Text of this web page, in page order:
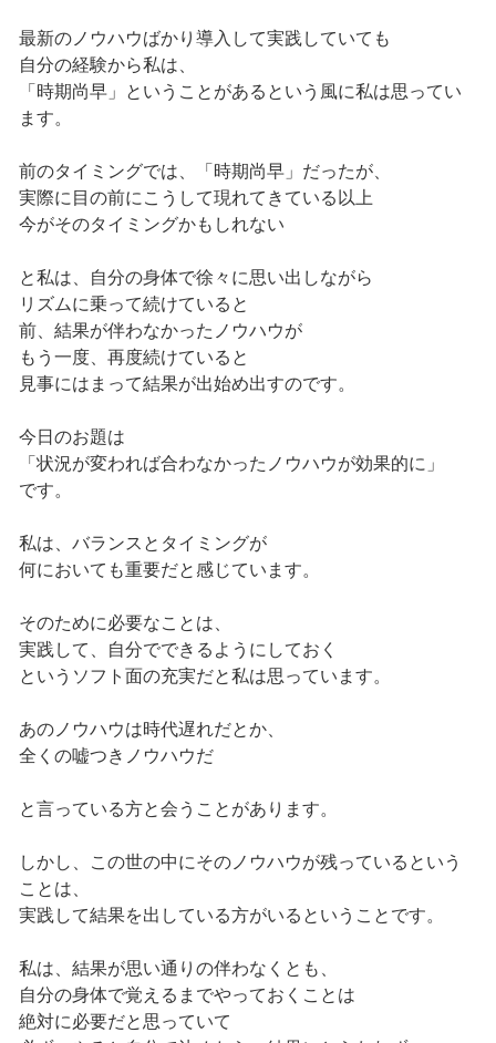
最新のノウハウばかり導入して実践していても
自分の経験から私は、
「時期尚早」ということがあるという風に私は思ってい
ます。
前のタイミングでは、「時期尚早」だったが、
実際に目の前にこうして現れてきている以上
今がそのタイミングかもしれない
と私は、自分の身体で徐々に思い出しながら
リズムに乗って続けていると
前、結果が伴わなかったノウハウが
もう一度、再度続けていると
見事にはまって結果が出始め出すのです。
今日のお題は
「状況が変われば合わなかったノウハウが効果的に」
です。
私は、バランスとタイミングが
何においても重要だと感じています。
そのために必要なことは、
実践して、自分でできるようにしておく
というソフト面の充実だと私は思っています。
あのノウハウは時代遅れだとか、
全くの嘘つきノウハウだ
と言っている方と会うことがあります。
しかし、この世の中にそのノウハウが残っているという
ことは、
実践して結果を出している方がいるということです。
私は、結果が思い通りの伴わなくとも、
自分の身体で覚えるまでやっておくことは
絶対に必要だと思っていて